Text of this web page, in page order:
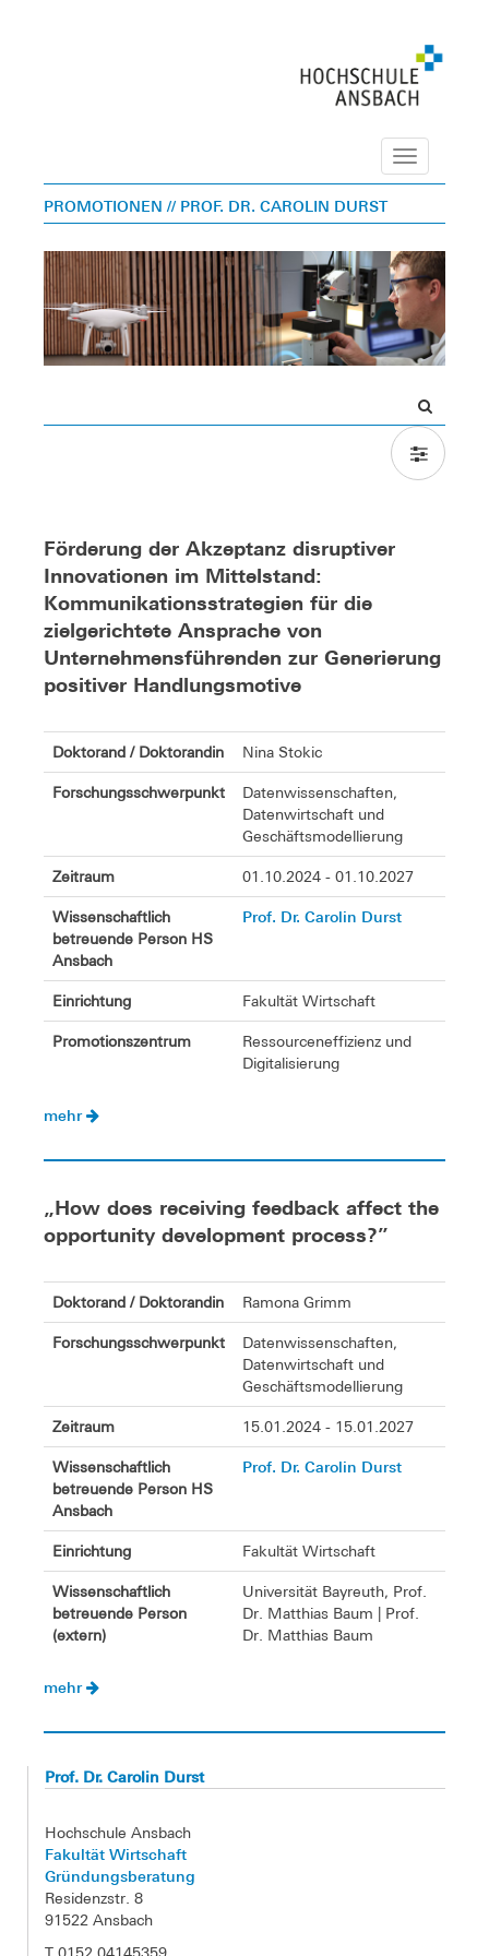
Navigation
PROMOTIONEN // PROF. DR. CAROLIN DURST
Förderung der Akzeptanz disruptiver
Innovationen im Mittelstand:
Kommunikationsstrategien für die
zielgerichtete Ansprache von
Unternehmensführenden zur Generierung
positiver Handlungsmotive
Doktorand / Doktorandin Nina Stokic
Forschungsschwerpunkt
Datenwissenschaften,
Datenwirtschaft und
Geschäftsmodellierung
Zeitraum 01.10.2024 - 01.10.2027
Wissenschaftlich
betreuende Person HS
Ansbach
Prof. Dr. Carolin Durst
Einrichtung Fakultät Wirtschaft
Promotionszentrum
Ressourceneffizienz und
Digitalisierung
mehr
„How does receiving feedback affect the
opportunity development process?”
Doktorand / Doktorandin Ramona Grimm
Forschungsschwerpunkt
Datenwissenschaften,
Datenwirtschaft und
Geschäftsmodellierung
Zeitraum 15.01.2024 - 15.01.2027
Wissenschaftlich
betreuende Person HS
Ansbach
Prof. Dr. Carolin Durst
Einrichtung Fakultät Wirtschaft
Wissenschaftlich
betreuende Person
(extern)
Universität Bayreuth, Prof.
Dr. Matthias Baum | Prof.
Dr. Matthias Baum
mehr
Prof. Dr. Carolin Durst
Hochschule Ansbach
Fakultät Wirtschaft
Gründungsberatung
Residenzstr. 8
91522 Ansbach